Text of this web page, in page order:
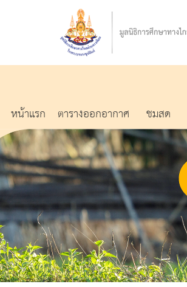
หน้าแรก ตารางออกอากาศ ชมสด